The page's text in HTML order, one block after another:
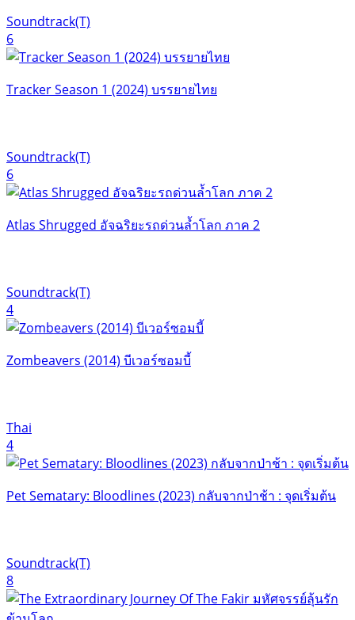
Soundtrack(T)
6
Tracker Season 1 (2024) บรรยายไทย
Soundtrack(T)
6
Atlas Shrugged อัจฉริยะรถด่วนล้ำโลก ภาค 2
Soundtrack(T)
4
Zombeavers (2014) บีเวอร์ซอมบี้
Thai
4
Pet Sematary: Bloodlines (2023) กลับจากป่าช้า : จุดเริ่มต้น
Soundtrack(T)
8